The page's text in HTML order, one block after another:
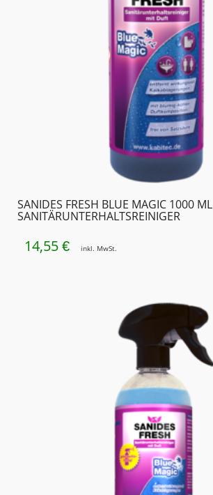
SANIDES FRESH BLUE MAGIC 1000 ML
SANITÄRUNTER­HALTSREINIGER
14,55 € inkl. MwSt.